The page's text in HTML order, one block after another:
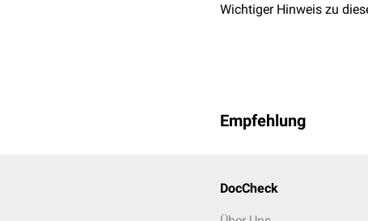
Wichtiger Hinweis zu
Empfehlung
DocCheck